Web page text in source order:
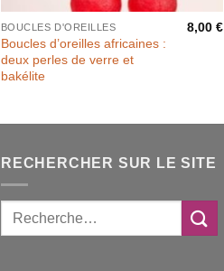
BOUCLES D'OREILLES
Boucles d’oreilles africaines :
deux perles de verre et
bakélite
8,00€
RECHERCHER SUR LE SITE